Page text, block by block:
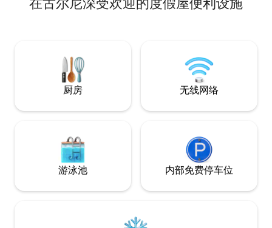
变器（24小时供
严禁食用肉类、鱼
酗酒、醉酒
厨房 无线网络
游泳池 内部免费停车位